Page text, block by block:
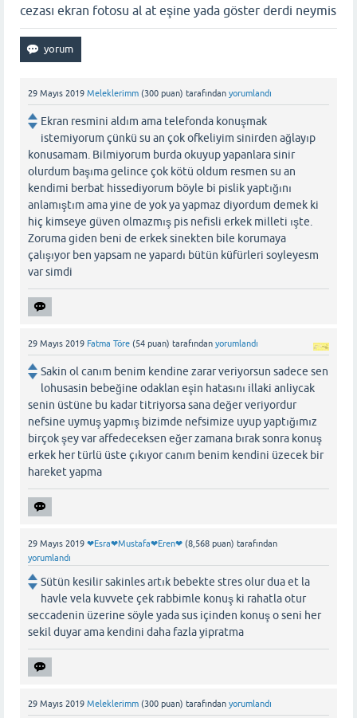
cezası ekran fotosu al at eşine yada göster derdi neymis
29 Mayıs 2019 Meleklerimm (300 puan) tarafından yorumlandı
Ekran resmini aldım ama telefonda konuşmak
istemiyorum çünkü su an çok ofkeliyim sinirden ağlayıp
konusamam. Bilmiyorum burda okuyup yapanlara sinir
olurdum başıma gelince çok kötü oldum resmen su an
kendimi berbat hissediyorum böyle bi pislik yaptığını
anlamıştım ama yine de yok ya yapmaz diyordum demek ki
hiç kimseye güven olmazmış pis nefisli erkek milleti ışte.
Zoruma giden beni de erkek sinekten bile korumaya
çalışıyor ben yapsam ne yapardı bütün küfürleri soyleyesm
var simdi
29 Mayıs 2019 Fatma Töre (54 puan) tarafından yorumlandı
Sakin ol canım benim kendine zarar veriyorsun sadece sen
lohusasin bebeğine odaklan eşin hatasını illaki anliycak
senin üstüne bu kadar titriyorsa sana değer veriyordur
nefsine uymuş yapmış bizimde nefsimize uyup yaptığımız
birçok şey var affedeceksen eğer zamana bırak sonra konuş
erkek her türlü üste çıkıyor canım benim kendini üzecek bir
hareket yapma
29 Mayıs 2019 ❤Esra❤Mustafa❤Eren❤ (8,568 puan) tarafından
yorumlandı
Sütün kesilir sakinles artık bebekte stres olur dua et la
havle vela kuvvete çek rabbimle konuş ki rahatla otur
seccadenin üzerine söyle yada sus içinden konuş o seni her
sekil duyar ama kendini daha fazla yipratma
29 Mayıs 2019 Meleklerimm (300 puan) tarafından yorumlandı